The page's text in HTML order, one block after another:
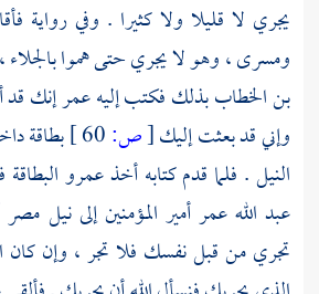
يجري لا قليلا ولا كثيرا . وفي رواية
ومسرى ، وهو لا يجري حتى هموا
بن الخطاببذلك فكتب إليهعمرإنك
وإني قد بعثت إليك[ص:
بطاقة
النيل . فلما قدم كتابه أخذعمرو
عبد اللهعمرأمير المؤمنين إلىنيل مصر
تجري من قبل نفسك فلا تجر ، وإن كان